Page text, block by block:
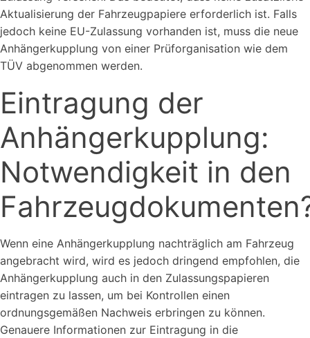
Aktualisierung der Fahrzeugpapiere erforderlich ist. Falls
jedoch keine EU-Zulassung vorhanden ist, muss die neue
Anhängerkupplung von einer Prüforganisation wie dem
TÜV abgenommen werden.
Eintragung der
Anhängerkupplung:
Notwendigkeit in den
Wenn eine Anhängerkupplung nachträglich am Fahrzeug
angebracht wird, wird es jedoch dringend empfohlen, die
Anhängerkupplung auch in den Zulassungspapieren
eintragen zu lassen, um bei Kontrollen einen
ordnungsgemäßen Nachweis erbringen zu können.
Genauere Informationen zur Eintragung in die